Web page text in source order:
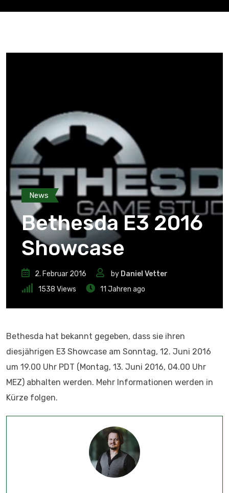
News
Bethesda E3 2016
Showcase
2. Februar 2016 by Daniel Vetter
1538 Views 11 Jahren ago
Bethesda hat bekannt gegeben, dass sie ihren
diesjährigen E3 Showcase am Sonntag, 12. Juni 2016
um 19.00 Uhr PDT (Montag, 13. Juni 2016, 04.00 Uhr
MEZ) abhalten werden. Mehr Informationen werden in
Kürze folgen.